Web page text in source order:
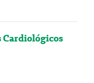
Cardiológicos